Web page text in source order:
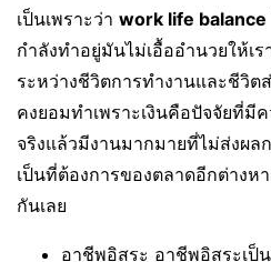
เป็นเพราะว่า work life balance
กำลังทำอยู่มันไม่เอื้ออำนวยให้เ
ระหว่างชีวิตการทำงานและชีวิต
คงยอมทำเพราะเงินคือปัจจัยที่
จริงแล้วมีงานมากมายที่ไม่ส่งผ
เป็นที่ต้องการของตลาดอีกต่างห
กันเลย
อาชีพอิสระ อาชีพอิสระเป็